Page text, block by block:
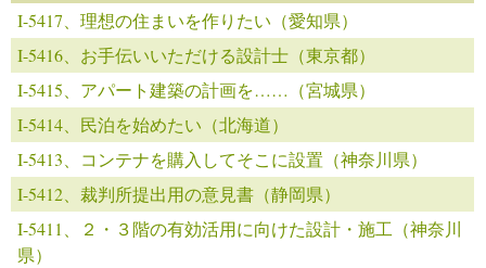
I-5417、理想の住まいを作りたい（愛知県）
I-5416、お手伝いいただける設計士（東京都）
I-5415、アパート建築の計画を……（宮城県）
I-5414、民泊を始めたい（北海道）
I-5413、コンテナを購入してそこに設置（神奈川県）
I-5412、裁判所提出用の意見書（静岡県）
I-5411、２・３階の有効活用に向けた設計・施工（神奈川
県）